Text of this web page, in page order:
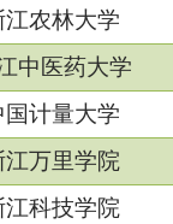
江农林大学
中医药大学
国计量大学
江万里学院
江科技学院